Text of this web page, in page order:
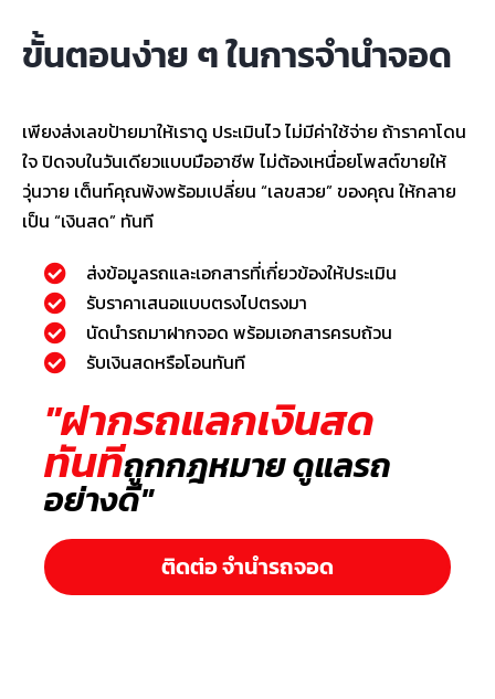
ขั้นตอนง่าย ๆ ในการจำนำจอด
เพียงส่งเลขป้ายมาให้เราดู ประเมินไว ไม่มีค่าใช้จ่าย ถ้าราคาโดน
ใจ ปิดจบในวันเดียวแบบมืออาชีพ ไม่ต้องเหนื่อยโพสต์ขายให้
วุ่นวาย เต็นท์คุณพ้งพร้อมเปลี่ยน “เลขสวย” ของคุณ ให้กลาย
เป็น “เงินสด” ทันที
ส่งข้อมูลรถและเอกสารที่เกี่ยวข้องให้ประเมิน
รับราคาเสนอแบบตรงไปตรงมา
นัดนำรถมาฝากจอด พร้อมเอกสารครบถ้วน
รับเงินสดหรือโอนทันที
"ฝากรถแลกเงินสด
ทันทีถูกกฎหมาย ดูแลรถ
อย่างดี"
ติดต่อ จำนำรถจอด